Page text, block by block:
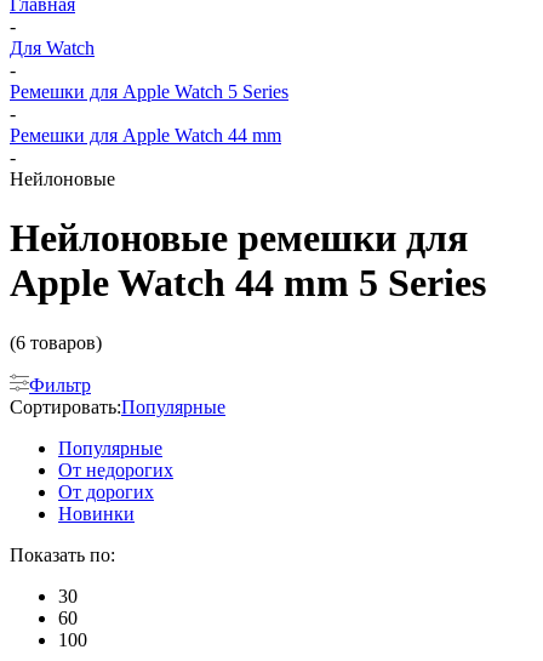
Главная
-
Для Watch
-
Ремешки для Apple Watch 5 Series
-
Ремешки для Apple Watch 44 mm
-
Нейлоновые
Нейлоновые ремешки для
Apple Watch 44 mm 5 Series
(6 товаров)
Фильтр
Сортировать:Популярные
Популярные
От недорогих
От дорогих
Новинки
Показать по:
30
60
100